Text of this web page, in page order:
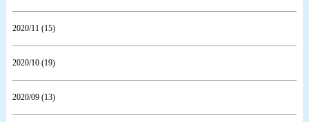
2020/11 (15)
2020/10 (19)
2020/09 (13)